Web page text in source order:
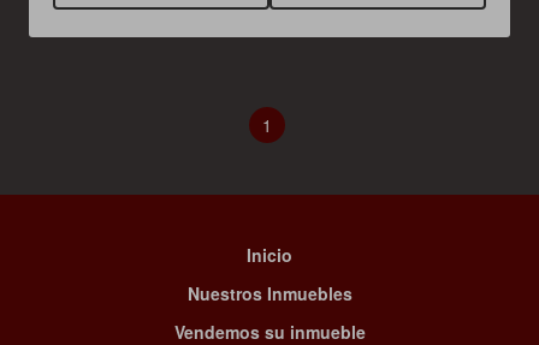
1
Inicio
Nuestros Inmuebles
Vendemos su inmueble